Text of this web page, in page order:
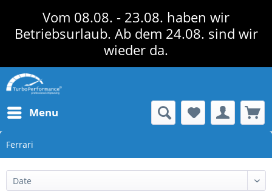
Vom 08.08. - 23.08. haben wir
Betriebsurlaub. Ab dem 24.08. sind wir
wieder da.
Menu
Ferrari